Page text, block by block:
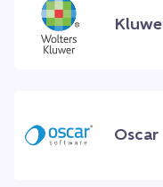
Oscar